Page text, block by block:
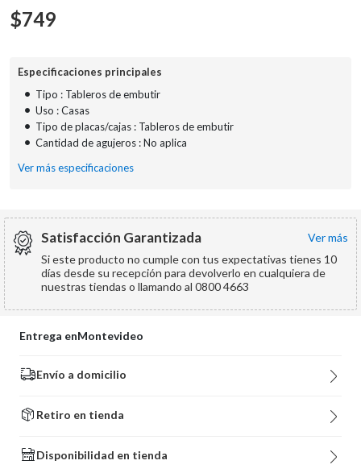
$749
Especificaciones principales
• Tipo : Tableros de embutir
• Uso : Casas
• Tipo de placas/cajas : Tableros de embutir
• Cantidad de agujeros : No aplica
Ver más especificaciones
Satisfacción Garantizada
ver más
Si este producto no cumple con tus expectativas tienes 10
días desde su recepción para devolverlo en cualquiera de
nuestras tiendas o llamando al 0800 4663
Entrega enMontevideo
Envío a domicilio
Retiro en tienda
Disponibilidad en tienda